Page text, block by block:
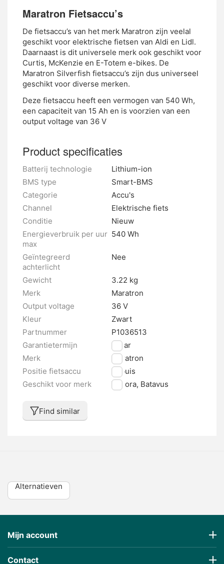
Maratron Fietsaccu’s
De fietsaccu’s van het merk Maratron zijn veelal
geschikt voor elektrische fietsen van Aldi en Lidl.
Daarnaast is dit universele merk ook geschikt voor
Curtis, McKenzie en E-Totem e-bikes. De
Maratron Silverfish fietsaccu’s zijn dus universeel
geschikt voor diverse merken.
Deze fietsaccu heeft een vermogen van 540 Wh,
een capaciteit van 15 Ah en is voorzien van een
output voltage van 36 V
Product specificaties
Batterij technologie
Lithium-ion
BMS type
Smart-BMS
Categorie
Accu's
Channel
Elektrische fiets
Conditie
Nieuw
Energieverbruik per uur
max
540 Wh
Geïntegreerd
achterlicht
Nee
Gewicht
3.22 kg
Merk
Maratron
Output voltage
36 V
Kleur
Zwart
Partnummer
P1036513
Garantietermijn
2 jaar
Merk
Maratron
Positie fietsaccu
Zitbuis
Geschikt voor merk
Winora, Batavus
Find similar
Alternatieven
Mijn account
Contact